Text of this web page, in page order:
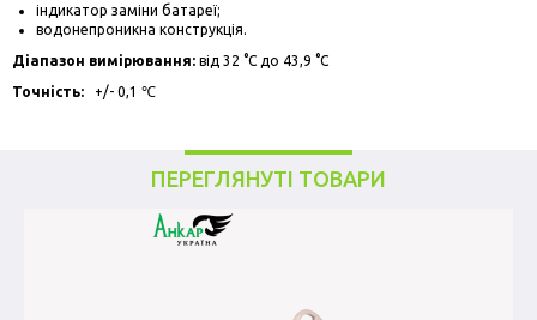
індикатор заміни батареї;
водонепроникна конструкція.
Діапазон вимірювання: від 32 °C до 43,9 °C
Точність: +/- 0,1 ℃
ПЕРЕГЛЯНУТІ ТОВАРИ